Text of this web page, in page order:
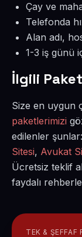
Çay ve
Telefonda
Alan adı,
1-3 iş günü
İlgili
Size en uygun
paketlerimizi
edilenler şunlar:
Sitesi, Avukat
Ücretsiz teklif
faydalı
TEK & ŞEFFAF